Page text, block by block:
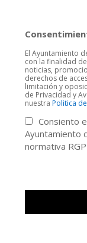
El Ayuntamiento
con la finalidad
noticias,
derechos de
limitación y
de Privacidad y
nuestra Politica
Consiento
Ayuntamiento
normativa